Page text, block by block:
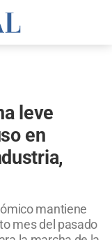
leve
en
mantiene
mes del pasado